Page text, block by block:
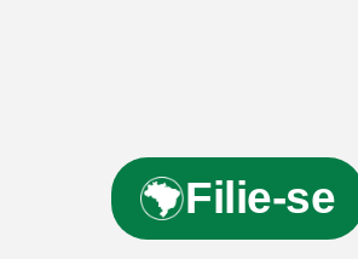
Filie-se